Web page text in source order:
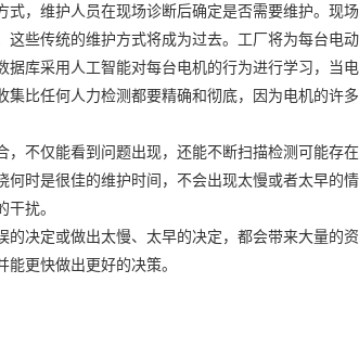
式，维护人员在现场诊断后确定是否需要维护。现
这些传统的维护方式将成为过去。工厂将为每台
据库采用人工智能对每台电机的行为进行学习，当
集比任何人力检测都要精确和彻底，因为电机的许
，不仅能看到问题出现，还能不断扫描检测可能存
何时是很佳的维护时间，不会出现太慢或者太早的
扰。
的决定或做出太慢、太早的决定，都会带来大量的
更快做出更好的决策。